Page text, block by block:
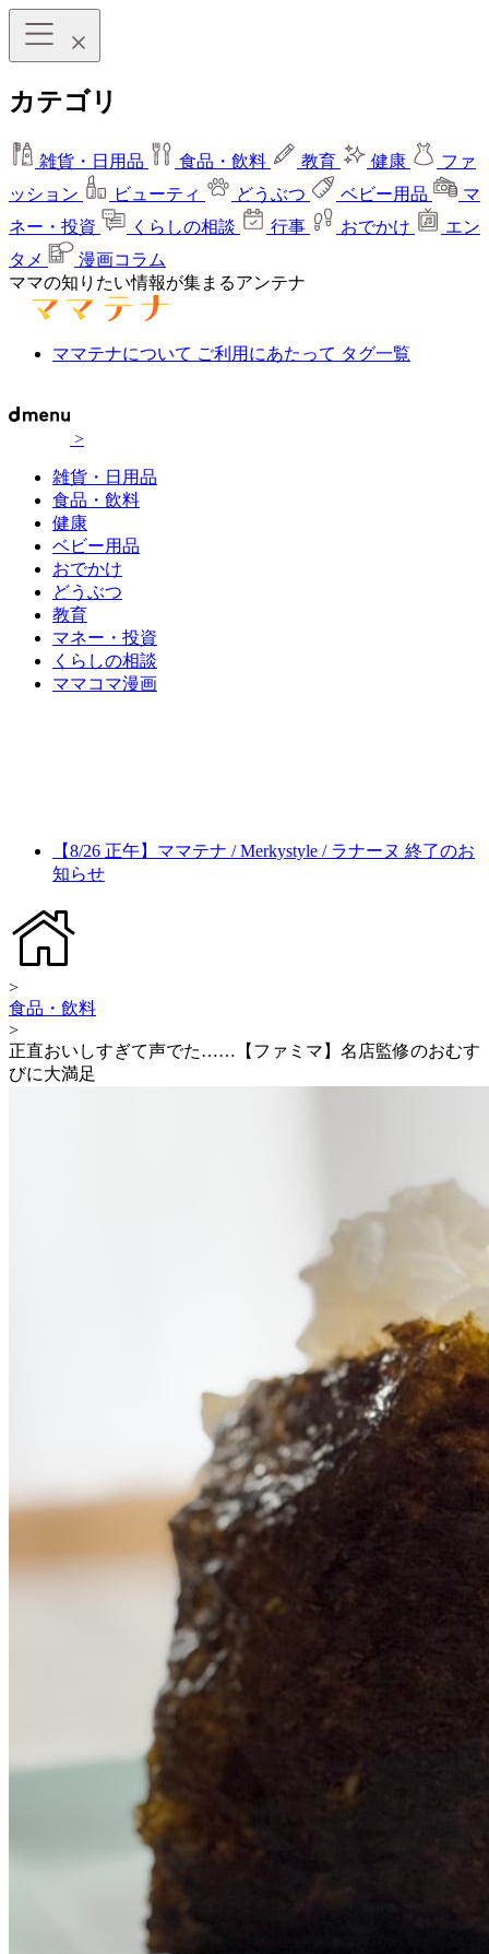
カテゴリ
雑貨・日用品 食品・飲料 教育 健康
ファ
ッション
ビューティ どうぶつ ベビー用品
マ
ネー・投資
くらしの相談 行事 おでかけ
エン
タメ
漫画コラム
ママの知りたい情報が集まるアンテナ
ママテナについて ご利用にあたって タグ一覧
>
雑貨・日用品
食品・飲料
健康
ベビー用品
おでかけ
どうぶつ
教育
マネー・投資
くらしの相談
ママコマ漫画
【8/26 正午】ママテナ / Merkystyle / ラナーヌ 終了のお
知らせ
>
食品・飲料
>
正直おいしすぎて声でた……【ファミマ】名店監修のおむす
びに大満足